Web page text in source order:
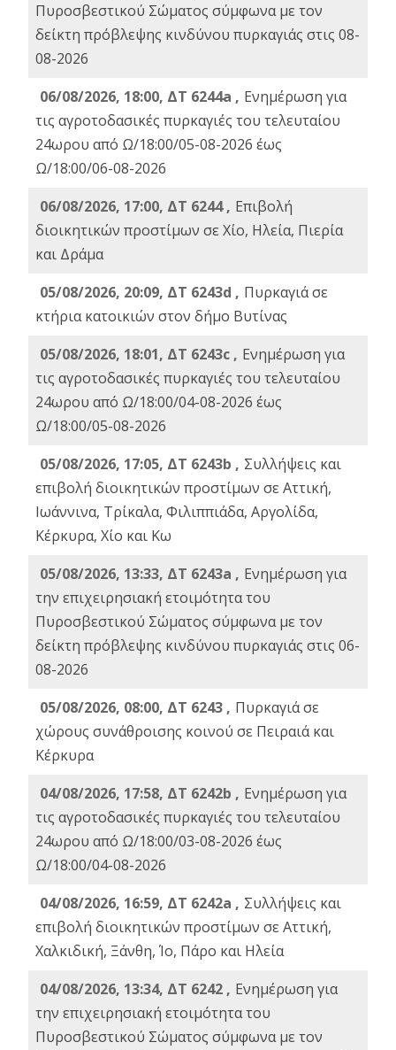
Πυροσβεστικού Σώματος σύμφωνα με τον
δείκτη πρόβλεψης κινδύνου πυρκαγιάς στις 08-
08-2026
06/08/2026, 18:00, ΔΤ 6244a , Ενημέρωση για
τις αγροτοδασικές πυρκαγιές του τελευταίου
24ωρου από Ω/18:00/05-08-2026 έως
Ω/18:00/06-08-2026
06/08/2026, 17:00, ΔΤ 6244 , Επιβολή
διοικητικών προστίμων σε Χίο, Ηλεία, Πιερία
και Δράμα
05/08/2026, 20:09, ΔΤ 6243d , Πυρκαγιά σε
κτήρια κατοικιών στον δήμο Βυτίνας
05/08/2026, 18:01, ΔΤ 6243c , Ενημέρωση για
τις αγροτοδασικές πυρκαγιές του τελευταίου
24ωρου από Ω/18:00/04-08-2026 έως
Ω/18:00/05-08-2026
05/08/2026, 17:05, ΔΤ 6243b , Συλλήψεις και
επιβολή διοικητικών προστίμων σε Αττική,
Ιωάννινα, Τρίκαλα, Φιλιππιάδα, Αργολίδα,
Κέρκυρα, Χίο και Κω
05/08/2026, 13:33, ΔΤ 6243a , Ενημέρωση για
την επιχειρησιακή ετοιμότητα του
Πυροσβεστικού Σώματος σύμφωνα με τον
δείκτη πρόβλεψης κινδύνου πυρκαγιάς στις 06-
08-2026
05/08/2026, 08:00, ΔΤ 6243 , Πυρκαγιά σε
χώρους συνάθροισης κοινού σε Πειραιά και
Κέρκυρα
04/08/2026, 17:58, ΔΤ 6242b , Ενημέρωση για
τις αγροτοδασικές πυρκαγιές του τελευταίου
24ωρου από Ω/18:00/03-08-2026 έως
Ω/18:00/04-08-2026
04/08/2026, 16:59, ΔΤ 6242a , Συλλήψεις και
επιβολή διοικητικών προστίμων σε Αττική,
Χαλκιδική, Ξάνθη, Ίο, Πάρο και Ηλεία
04/08/2026, 13:34, ΔΤ 6242 , Ενημέρωση για
την επιχειρησιακή ετοιμότητα του
Πυροσβεστικού Σώματος σύμφωνα με τον